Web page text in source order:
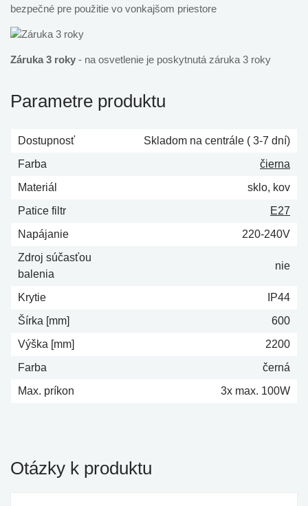
bezpečné pre použitie vo vonkajšom priestore
Záruka 3 roky - na osvetlenie je poskytnutá záruka 3 roky
Parametre produktu
Dostupnosť
Skladom na centrále ( 3-7 dní)
Farba
čierna
Materiál
sklo, kov
Patice filtr
E27
Napájanie
220-240V
Zdroj súčasťou
balenia
nie
Krytie
IP44
Šírka [mm]
600
Výška [mm]
2200
Farba
černá
Max. príkon
3x max. 100W
Otázky k produktu